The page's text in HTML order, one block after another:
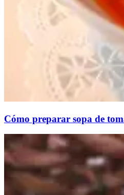
Cómo preparar sopa de